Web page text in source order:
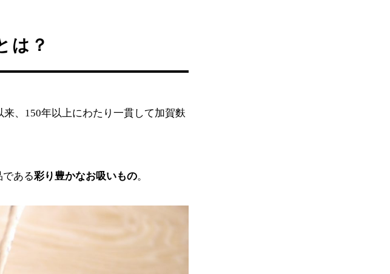
は？
来、150年以上にわたり一貫して加賀麩
ある彩り豊かなお吸いもの。